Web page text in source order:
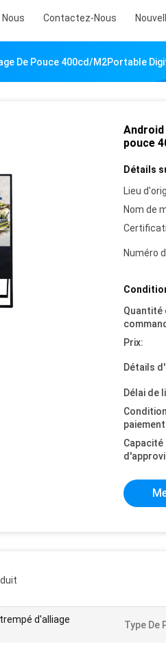
Contactez-Nous
De Pouce 400cd/M2Portable
Android
pouce
Détails
Lieu
Nom de
Numéro
Quantité
Prix:
Détails
Délai de
Capacité
d'alliage
Type De